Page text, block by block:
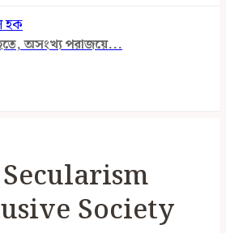
অসংখ্য পরাজয়ে...
Society